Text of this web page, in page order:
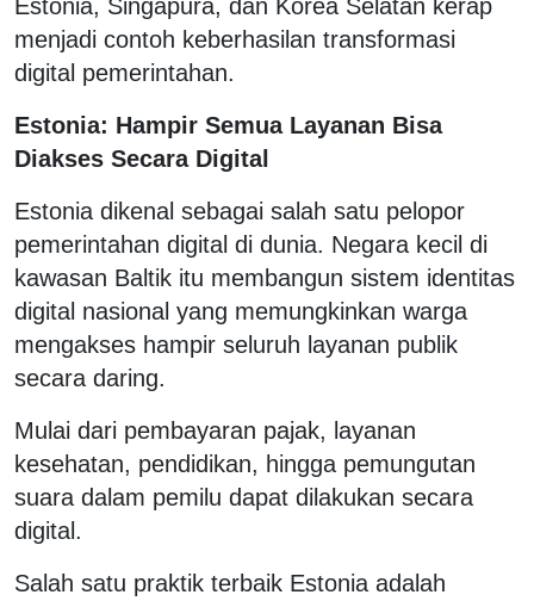
Estonia, Singapura, dan Korea Selatan kerap
menjadi contoh keberhasilan transformasi
digital pemerintahan.
Estonia: Hampir Semua Layanan Bisa
Diakses Secara Digital
Estonia dikenal sebagai salah satu pelopor
pemerintahan digital di dunia. Negara kecil di
kawasan Baltik itu membangun sistem identitas
digital nasional yang memungkinkan warga
mengakses hampir seluruh layanan publik
secara daring.
Mulai dari pembayaran pajak, layanan
kesehatan, pendidikan, hingga pemungutan
suara dalam pemilu dapat dilakukan secara
digital.
Salah satu praktik terbaik Estonia adalah